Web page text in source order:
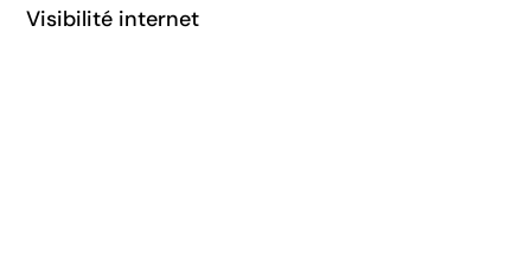
Visibilité internet